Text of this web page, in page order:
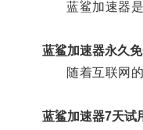
蓝鲨加速器是
蓝鲨加速器永久
随着互联网的
蓝鲨加速器7天试